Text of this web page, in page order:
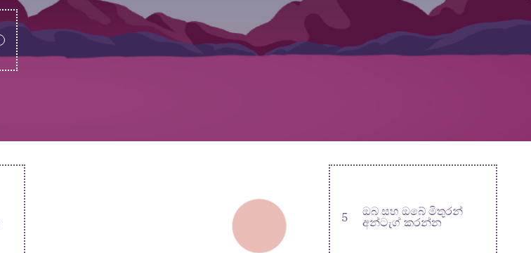
5
ඔබ සහ ඔබේ මිතුරන්
අන්ටැග් කරන්න